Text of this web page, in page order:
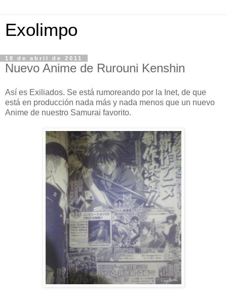
Exolimpo
18 de abril de 2011
Nuevo Anime de Rurouni Kenshin
Así es Exiliados. Se está rumoreando por la Inet, de que
está en producción nada más y nada menos que un nuevo
Anime de nuestro Samurai favorito.